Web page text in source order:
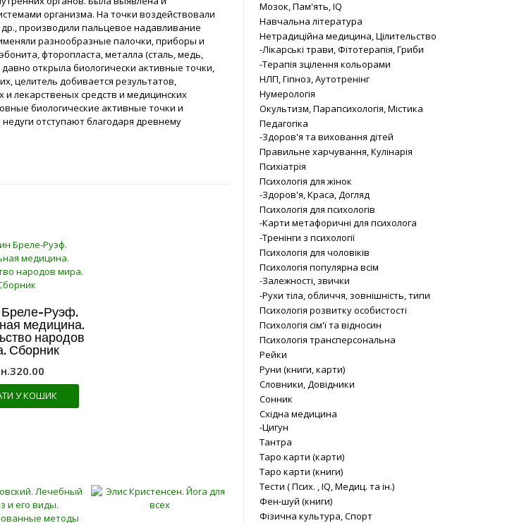
организма. На точки воздействовали
производили пальцевое надавливание
разнообразные палочки, приборы и
фторопласта, металла (сталь, медь,
открыла биологически активные точки,
целитель добивается результатов,
лекарственых средств и медицинских
биологические активные точки и
отступают благодаря древнему
Руэф.
медицина.
народов
Сборник
320.00
У КОШИК
Мозок, Пам'ять, IQ
Навчальна література
Нетрадиційна медицина, Цілительство
-Лікарські трави, Фітотерапія, Гриби
-Терапія зцілення кольорами
НЛП, Гіпноз, Аутотренінг
Нумерологія
Окультизм, Парапсихологія, Містика
Педагогіка
-Здоров'я та виховання дітей
Правильне харчування, Кулінарія
Психіатрія
Психологія для жінок
-Здоров'я, Краса, Догляд
Психологія для психологів
-Карти метафоричні для психолога
-Тренінги з психології
Психологія для чоловіків
Психологія популярна всім
-Залежності, звички
-Рухи тіла, обличчя, зовнішність, типи
Психологія розвитку особистості
Психологія сім'ї та відносин
Психологія трансперсональна
Рейки
Руни (книги, карти)
Словники, Довідники
Сонник
Східна медицина
-Цигун
Тантра
Таро карти (карти)
Таро карти (книги)
Тести ( Псих. , IQ, Медиц. та ін.)
Фен-шуй (книги)
Фізична культура, Спорт